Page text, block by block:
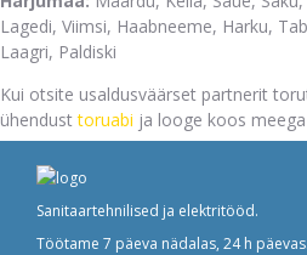
Lagedi, Viimsi, Haabneeme, Harku,
Laagri, Paldiski
Kui otsite usaldusväärset partnerit
ühendusttoruabi ja looge koos
Sanitaartehnilised ja elektritööd.
Töötame 7 päeva nädalas, 24 h päevas.